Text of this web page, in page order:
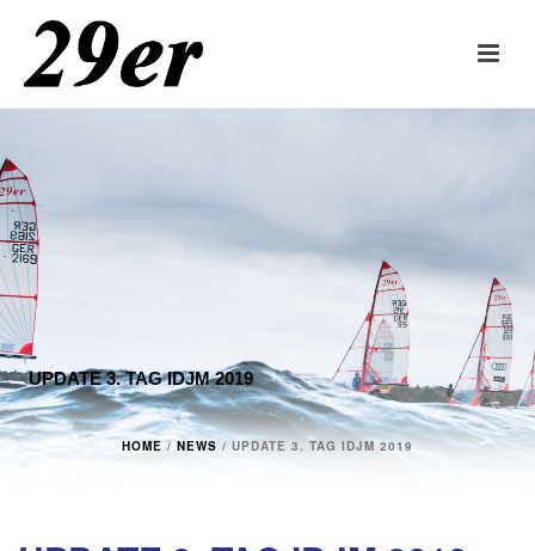
UPDATE 3. TAG IDJM 2019
HOME/NEWS / UPDATE 3. TAG IDJM 2019